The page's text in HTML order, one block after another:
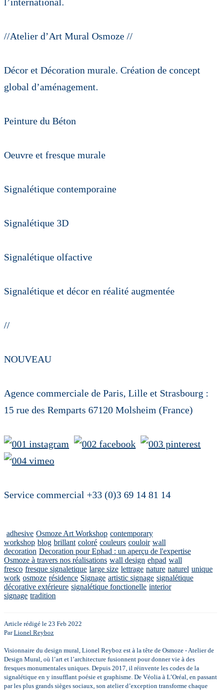
//Atelier d’Art Mural Osmoze //
Décor et Décoration murale. Création de concept
global d’aménagement.
Peinture du Béton
Oeuvre et fresque murale
Signalétique contemporaine
Signalétique 3D
Signalétique olfactive
Signalétique et décor en réalité augmentée
//
NOUVEAU
Agence commerciale de Paris, Lille et Strasbourg :
15 rue des Remparts 67120 Molsheim (France)
Service commercial +33 (0)3 69 14 81 14
adhesive Osmoze Art Workshop contemporary
workshop blog brillant coloré couleurs couloir wall
decoration Decoration pour Ephad : un aperçu de l'expertise
Osmoze à travers nos réalisations wall design ehpad wall
fresco fresque signaletique large size lettrage nature naturel unique
work osmoze résidence Signage artistic signage signalétique
décorative extérieure signalétique fonctionelle interior
signage tradition
Article rédigé le 23 Feb 2022
ParLionel Reyboz
Visionnaire du design mural, Lionel Reyboz est à la tête de Osmoze - Atelier de
Design Mural, où l’art et l’architecture fusionnent pour donner vie à des
fresques monumentales uniques. Depuis 2017, il réinvente les codes de la
signalétique en y insufflant poésie et graphisme. De Véolia à L’Oréal, en passant
par les plus grands sièges sociaux, son atelier d’exception transforme chaque